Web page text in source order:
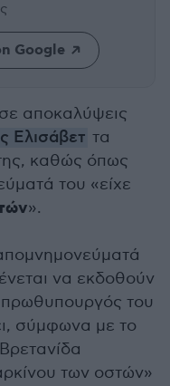
Google
αποκαλύψεις
Ελισάβετ τα
καθώς όπως
του «είχε
».
να εκδοθούν
του
σύμφωνα με το
των οστών»